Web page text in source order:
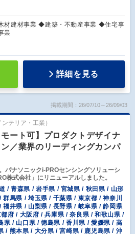
建材事業 ◆建築・不動産事業 ◆住宅事
業
詳細を見る
掲載期間：26/07/10～26/09/03
テリア・工業）
モート可】プロダクトデザイナ
／業界のリーディングカンパ
パナソニックi-PROセンシングソリューシ
株式会社」にリニューアルしました。
/ 青森県 / 岩手県 / 宮城県 / 秋田県 / 山形
馬県 / 埼玉県 / 千葉県 / 東京都 / 神奈川
井県 / 山梨県 / 長野県 / 岐阜県 / 静岡県
府 / 大阪府 / 兵庫県 / 奈良県 / 和歌山県 /
県 / 山口県 / 徳島県 / 香川県 / 愛媛県 / 高
/ 熊本県 / 大分県 / 宮崎県 / 鹿児島県 / 沖